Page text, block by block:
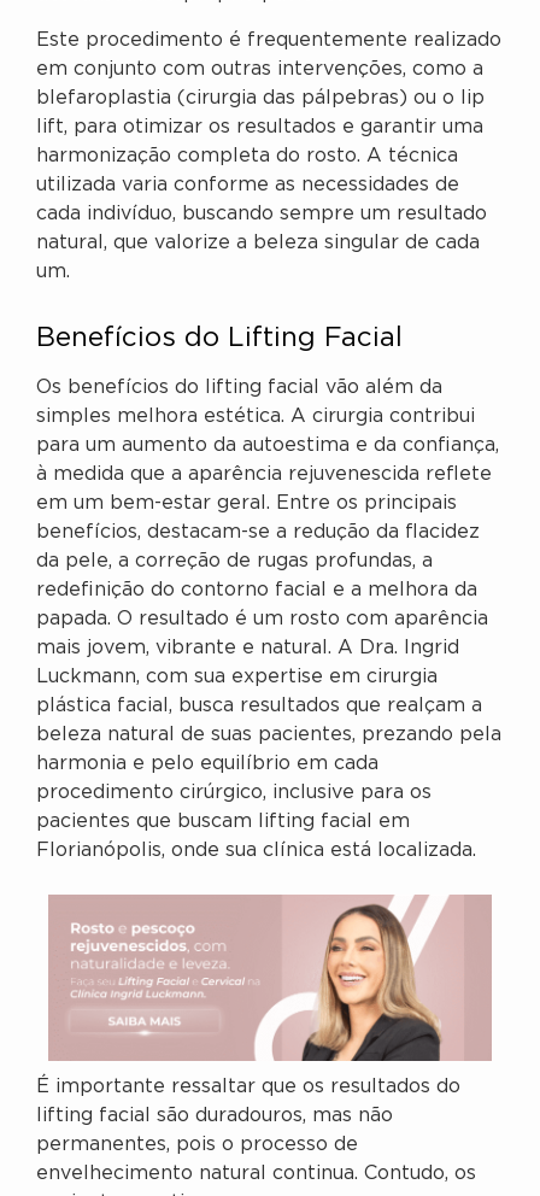
Este procedimento é frequentemente realizado
em conjunto com outras intervenções, como a
blefaroplastia (cirurgia das pálpebras) ou o lip
lift, para otimizar os resultados e garantir uma
harmonização completa do rosto. A técnica
utilizada varia conforme as necessidades de
cada indivíduo, buscando sempre um resultado
natural, que valorize a beleza singular de cada
um.
Benefícios do Lifting Facial
Os benefícios do lifting facial vão além da
simples melhora estética. A cirurgia contribui
para um aumento da autoestima e da confiança,
à medida que a aparência rejuvenescida reflete
em um bem-estar geral. Entre os principais
benefícios, destacam-se a redução da flacidez
da pele, a correção de rugas profundas, a
redefinição do contorno facial e a melhora da
papada. O resultado é um rosto com aparência
mais jovem, vibrante e natural. A Dra. Ingrid
Luckmann, com sua expertise em cirurgia
plástica facial, busca resultados que realçam a
beleza natural de suas pacientes, prezando pela
harmonia e pelo equilíbrio em cada
procedimento cirúrgico, inclusive para os
pacientes que buscam lifting facial em
Florianópolis, onde sua clínica está localizada.
É importante ressaltar que os resultados do
lifting facial são duradouros, mas não
permanentes, pois o processo de
envelhecimento natural continua. Contudo, os